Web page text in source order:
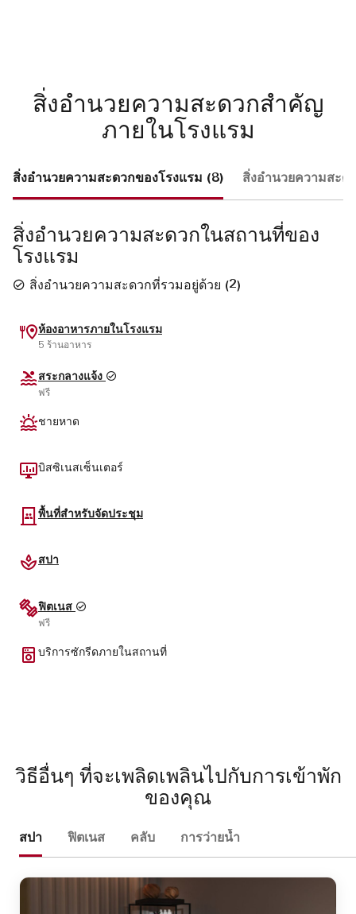
สิ่งอำนวยความสะดวกสำคัญ
ภายในโรงแรม
สิ่งอำนวยความสะดวกของโรงแรม (8) สิ่งอำนวยความสะด
สิ่งอำนวยความสะดวกในสถานที่ของ
โรงแรม
สิ่งอำนวยความสะดวกที่รวมอยู่ด้วย (2)
ห้องอาหารภายในโรงแรม
5 ร้านอาหาร
สระกลางแจ้ง
ฟรี
ชายหาด
บิสซิเนสเซ็นเตอร์
พื้นที่สำหรับจัดประชุม
สปา
ฟิตเนส
ฟรี
บริการซักรีดภายในสถานที่
วิธีอื่นๆ ที่จะเพลิดเพลินไปกับการเข้าพัก
ของคุณ
สปา ฟิตเนส คลับ การว่ายน้ำ